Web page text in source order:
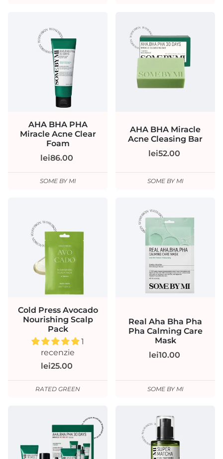
AHA BHA PHA
Miracle Acne Clear
Foam
lei86.00
SOME BY MI
AHA BHA Miracle
Acne Cleasing Bar
lei52.00
SOME BY MI
Cold Press Avocado
Nourishing Scalp
Pack
1
recenzie
lei25.00
RATED GREEN
Real Aha Bha Pha
Pha Calming Care
Mask
lei10.00
SOME BY MI